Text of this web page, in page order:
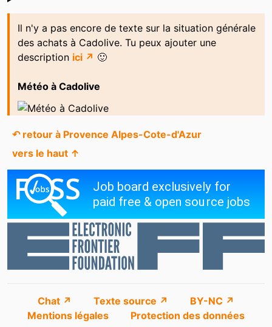
Il n'y a pas encore de texte sur la situation générale
des achats à Cadolive. Tu peux ajouter une
description ici ↗ 🙂
Météo à Cadolive
↶ retour à Provence Alpes-Cote-d'Azur
vers le haut ↑
Chat ↗ Texte source ↗
BY-NC ↗
Mentions légales
Protection des données